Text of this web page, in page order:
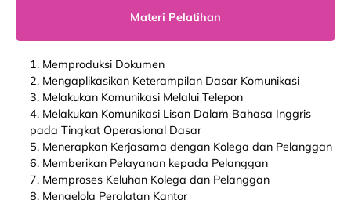
Materi Pelatihan
1. Memproduksi Dokumen
2. Mengaplikasikan Keterampilan Dasar Komunikasi
3. Melakukan Komunikasi Melalui Telepon
4. Melakukan Komunikasi Lisan Dalam Bahasa Inggris
pada Tingkat Operasional Dasar
5. Menerapkan Kerjasama dengan Kolega dan Pelanggan
6. Memberikan Pelayanan kepada Pelanggan
7. Memproses Keluhan Kolega dan Pelanggan
8. Mengelola Peralatan Kantor